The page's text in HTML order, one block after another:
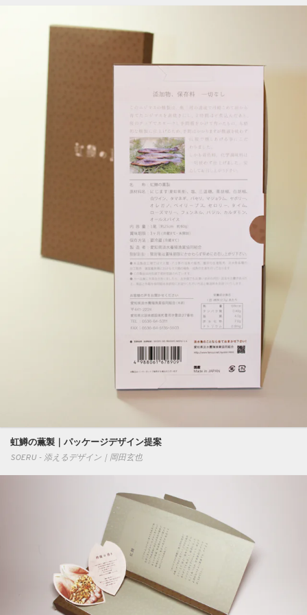
虹鱒の薫製｜パッケージデザイン提案
SOERU - 添えるデザイン｜岡田玄也